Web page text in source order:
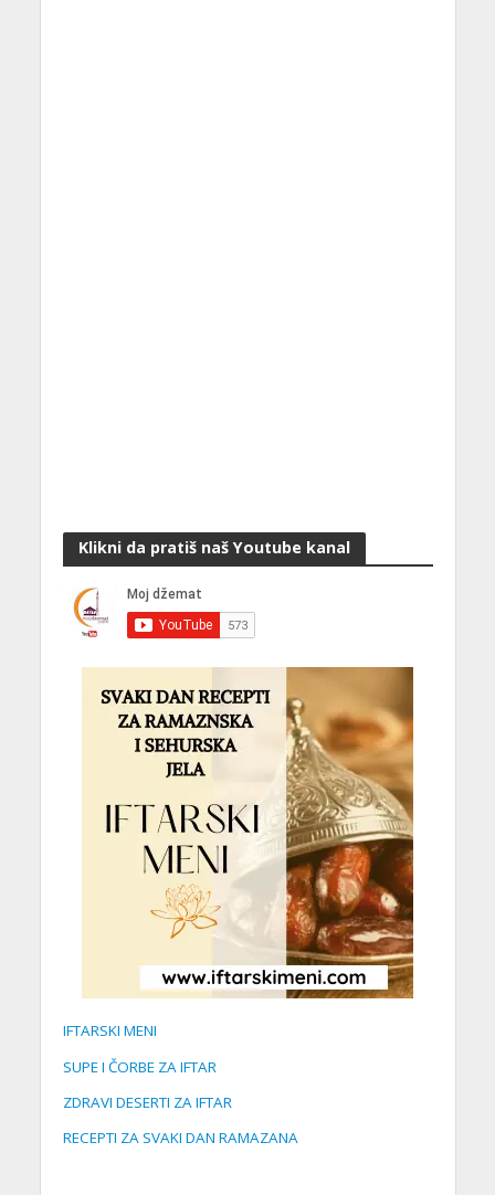
Klikni da pratiš naš Youtube kanal
IFTARSKI MENI
SUPE I ČORBE ZA IFTAR
ZDRAVI DESERTI ZA IFTAR
RECEPTI ZA SVAKI DAN RAMAZANA